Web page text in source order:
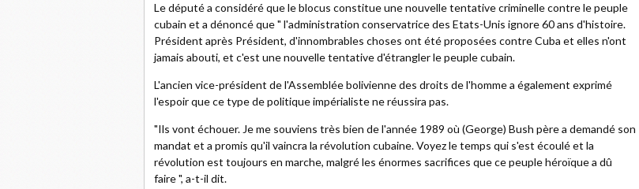
Le député a considéré que le blocus constitue une nouvelle tentative criminelle contre le peuple
cubain et a dénoncé que " l'administration conservatrice des Etats-Unis ignore 60 ans d'histoire.
Président après Président, d'innombrables choses ont été proposées contre Cuba et elles n'ont
jamais abouti, et c'est une nouvelle tentative d'étrangler le peuple cubain.
L'ancien vice-président de l'Assemblée bolivienne des droits de l'homme a également exprimé
l'espoir que ce type de politique impérialiste ne réussira pas.
"Ils vont échouer. Je me souviens très bien de l'année 1989 où (George) Bush père a demandé son
mandat et a promis qu'il vaincra la révolution cubaine. Voyez le temps qui s'est écoulé et la
révolution est toujours en marche, malgré les énormes sacrifices que ce peuple héroïque a dû
faire ", a-t-il dit.